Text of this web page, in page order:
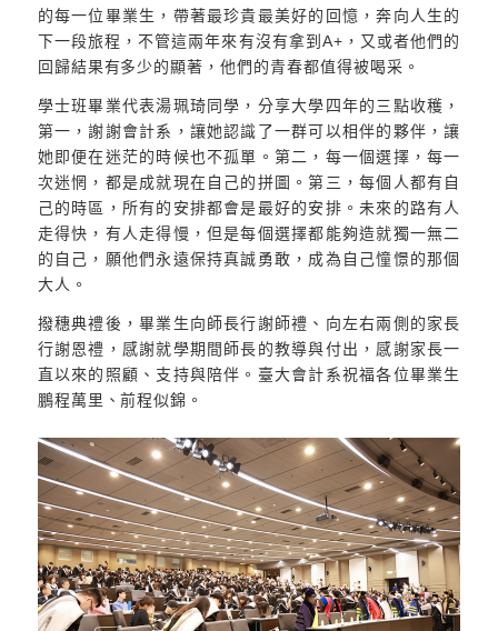
的每一位畢業生，帶著最珍貴最美好的回憶，奔向人生的
下一段旅程，不管這兩年來有沒有拿到A+，又或者他們的
回歸結果有多少的顯著，他們的青春都值得被喝采。
學士班畢業代表湯珮琦同學，分享大學四年的三點收穫，
第一，謝謝會計系，讓她認識了一群可以相伴的夥伴，讓
她即便在迷茫的時候也不孤單。第二，每一個選擇，每一
次迷惘，都是成就現在自己的拼圖。第三，每個人都有自
己的時區，所有的安排都會是最好的安排。未來的路有人
走得快，有人走得慢，但是每個選擇都能夠造就獨一無二
的自己，願他們永遠保持真誠勇敢，成為自己憧憬的那個
大人。
撥穗典禮後，畢業生向師長行謝師禮、向左右兩側的家長
行謝恩禮，感謝就學期間師長的教導與付出，感謝家長一
直以來的照顧、支持與陪伴。臺大會計系祝福各位畢業生
鵬程萬里、前程似錦。